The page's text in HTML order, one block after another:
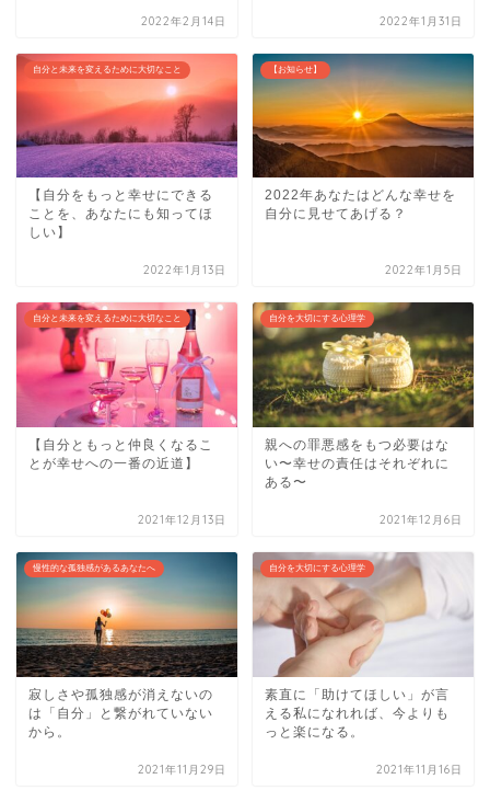
2022年2月14日 2022年1月31日
自分と未来を変えるために大切なこと
【自分をもっと幸せにできる
ことを、あなたにも知ってほ
しい】
2022年1月13日
【お知らせ】
2022年あなたはどんな幸せを
自分に見せてあげる？
2022年1月5日
自分と未来を変えるために大切なこと
【自分ともっと仲良くなるこ
とが幸せへの一番の近道】
2021年12月13日
自分を大切にする心理学
親への罪悪感をもつ必要はな
い〜幸せの責任はそれぞれに
ある〜
2021年12月6日
慢性的な孤独感があるあなたへ
寂しさや孤独感が消えないの
は「自分」と繋がれていない
から。
2021年11月29日
自分を大切にする心理学
素直に「助けてほしい」が言
える私になれれば、今よりも
っと楽になる。
2021年11月16日